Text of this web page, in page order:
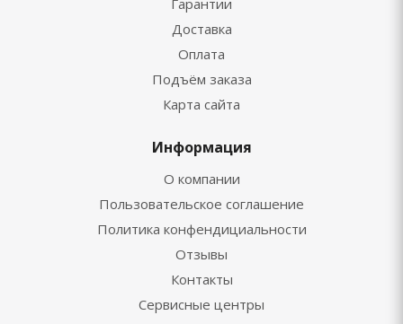
Гарантии
Доставка
Оплата
Подъём заказа
Карта сайта
Информация
О компании
Пользовательское соглашение
Политика конфендициальности
Отзывы
Контакты
Сервисные центры